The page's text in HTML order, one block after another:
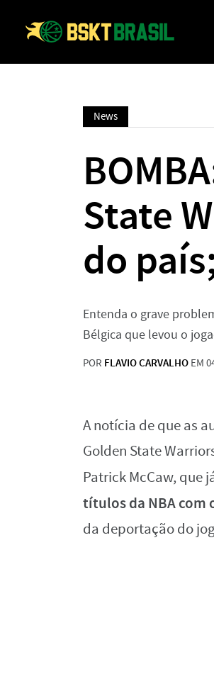
News
State
do
Entenda o grave
Bélgica que levou o
POR FLAVIO CARVALHO EM
A notícia de que as
Golden State
Patrick McCaw, que
títulos da NBA com
da deportação do